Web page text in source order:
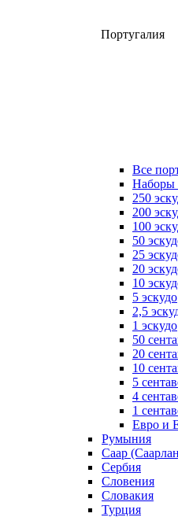
Португалия
Все
Наборы
250
200
100
50
25
20
10
5 эскудо
2,5
1 эскудо
50
20
10
5
4
1
Евро и
Румыния
Саар
Сербия
Словения
Словакия
Турция